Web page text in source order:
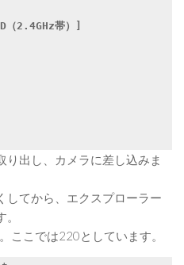
（2.4GHz帯）]
り出し、カメラに差し込みま
してから、エクスプローラー
ここでは220としています。